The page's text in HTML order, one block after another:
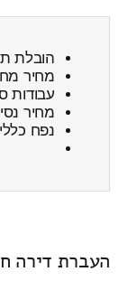
הובלת
מחיר
עבודות
מחיר
נפח
העברת דירה